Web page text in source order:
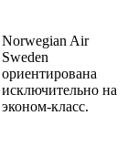
Norwegian Air
Sweden
ориентирована
исключительно на
эконом-класс.